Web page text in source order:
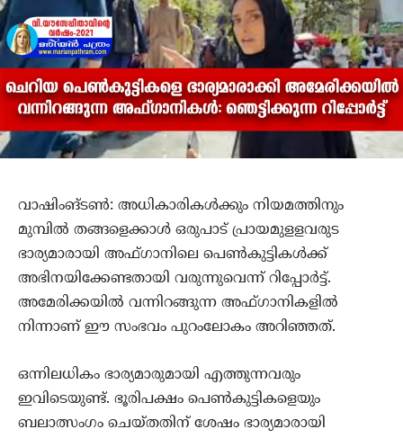
വാഷിംങ്ടണ്‍: അധികാരികള്‍ക്കും നിയമത്തിനും
മുമ്പില്‍ തങ്ങളെക്കാള്‍ ഒരുപാട് പ്രായമുളളവരുട
ഭാര്യമാരായി അഫ്ഗാനിലെ പെണ്‍കുട്ടികള്‍ക്ക്
അഭിനയിക്കേണ്ടതായി വരുന്നുവെന്ന് റിപ്പോര്‍ട്ട്.
അമേരിക്കയില്‍ വന്നിറങ്ങുന്ന അഫ്ഗാനികളില്‍
നിന്നാണ് ഈ സംഭവം പുറംലോകം അറിഞ്ഞത്.
ഒന്നിലധികം ഭാര്യമാരുമായി എത്തുന്നവരും
ഇവിടെയുണ്ട്. ഭൂരിപക്ഷം പെണ്‍കുട്ടികളെയും
ബലാത്സംഗം ചെയ്തതിന് ശേഷം ഭാര്യമാരായി